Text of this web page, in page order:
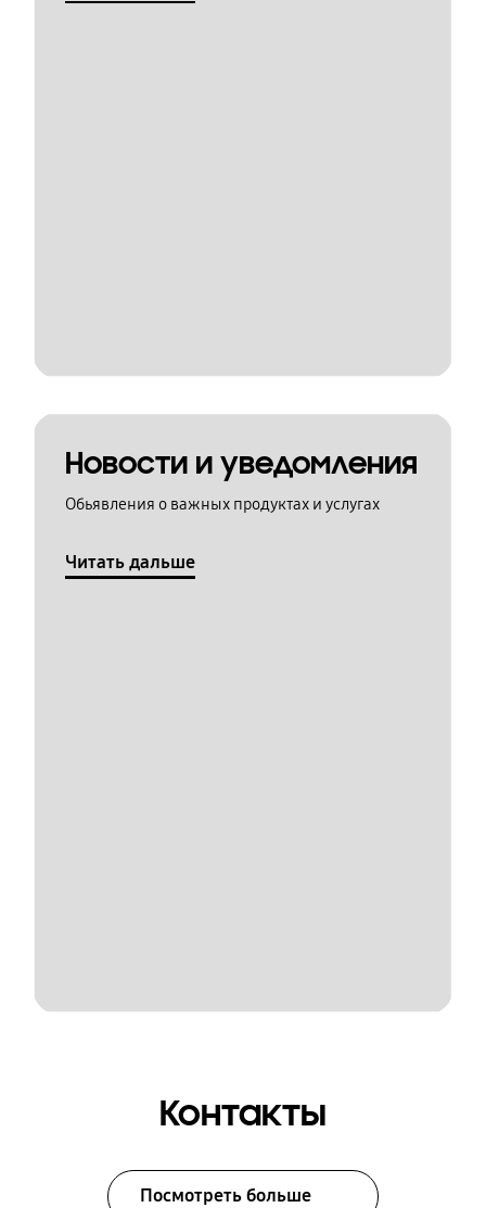
Новости и уведомления
Обьявления о важных продуктах и услугах
Читать дальше
Контакты
Посмотреть больше